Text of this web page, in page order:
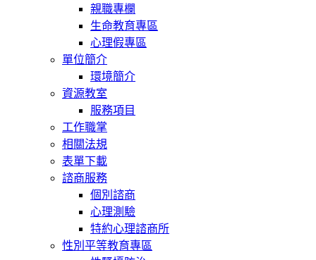
親職專欄
生命教育專區
心理假專區
單位簡介
環境簡介
資源教室
服務項目
工作職掌
相關法規
表單下載
諮商服務
個別諮商
心理測驗
特約心理諮商所
性別平等教育專區